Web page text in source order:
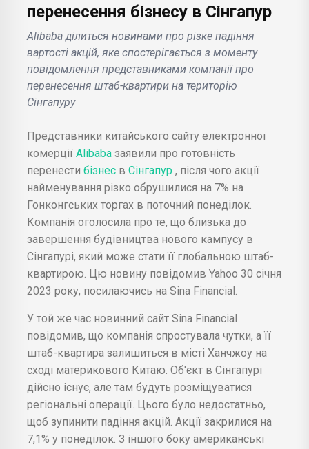
перенесення бізнесу в Сінгапур
Alibaba ділиться новинами про різке падіння
вартості акцій, яке спостерігається з моменту
повідомлення представниками компанії про
перенесення штаб-квартири на територію
Сінгапуру
Представники китайського сайту електронної
комерції Alibaba заявили про готовність
перенести бізнес в Сінгапур , після чого акції
найменування різко обрушилися на 7% на
Гонконгських торгах в поточний понеділок.
Компанія оголосила про те, що близька до
завершення будівництва нового кампусу в
Сінгапурі, який може стати її глобальною штаб-
квартирою. Цю новину повідомив Yahoo 30 січня
2023 року, посилаючись на Sina Financial.
У той же час новинний сайт Sina Financial
повідомив, що компанія спростувала чутки, а її
штаб-квартира залишиться в місті Ханчжоу на
сході материкового Китаю. Об'єкт в Сінгапурі
дійсно існує, але там будуть розміщуватися
регіональні операції. Цього було недостатньо,
щоб зупинити падіння акцій. Акції закрилися на
7,1% у понеділок. З іншого боку американські